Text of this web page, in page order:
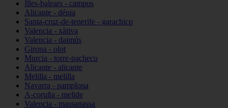
Illes-balears - campos
Alicante - dénia
Santa-cruz-de-tenerife - garachico
Valencia - xàtiva
Valencia - daimús
Girona - olot
Murcia - torre-pacheco
Alicante - alicante
Melilla - melilla
Navarra - pamplona
A-coruña - melide
Valencia - massanassa